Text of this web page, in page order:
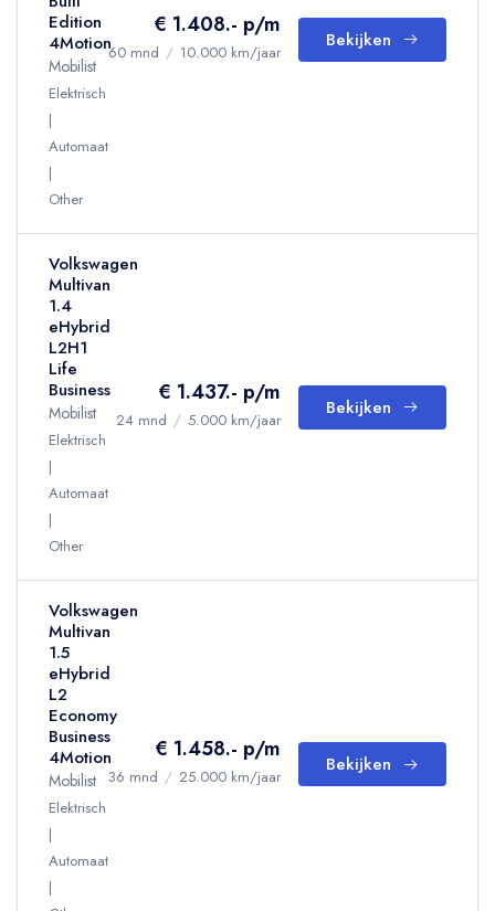
Edition
4Motion
Mobilist
Elektrisch
Automaat
Other
€ 1.408.- p/m
60 mnd / 10.000 km/jaar
Bekijken
Volkswagen
Multivan
1.4
eHybrid
L2H1
Life
Business
Mobilist
Elektrisch
Automaat
Other
€ 1.437.- p/m
24 mnd / 5.000 km/jaar
Bekijken
Volkswagen
Multivan
1.5
eHybrid
L2
Economy
Business
4Motion
Mobilist
Elektrisch
Automaat
€ 1.458.- p/m
36 mnd / 25.000 km/jaar
Bekijken